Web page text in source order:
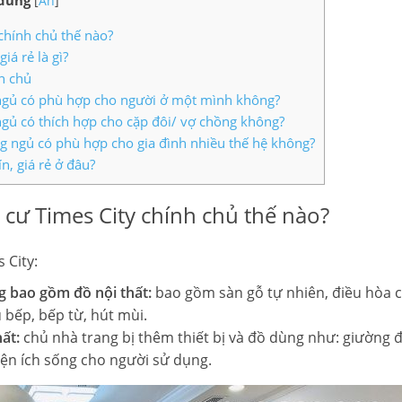
chủ thế nào?
rẻ là gì?
chủ
có phù hợp cho người ở một mình không?
có thích hợp cho cặp đôi/ vợ chồng không?
ngủ có phù hợp cho gia đình nhiều thế hệ không?
giá rẻ ở đâu?
Times City chính chủ thế nào?
City:
bao gồm đồ nội thất: bao gồm sàn gỗ tự nhiên, điều hòa
bếp từ, hút mùi.
chủ nhà trang bị thêm thiết bị và đồ dùng như: giường
ích sống cho người sử dụng.